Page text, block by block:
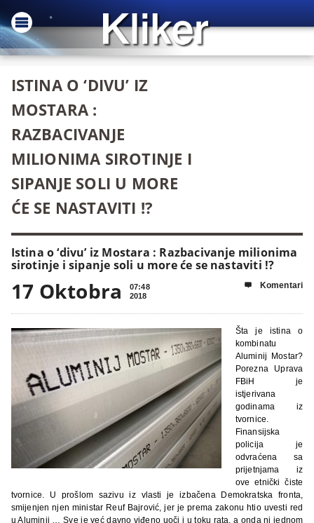
ISTINA O ‘DIVU’ IZ
MOSTARA :
RAZBACIVANJE
MILIONIMA SIROTINJE I
SIPANJE SOLI U MORE
ĆE SE NASTAVITI !?
Istina o ‘divu’ iz Mostara : Razbacivanje milionima
sirotinje i sipanje soli u more će se nastaviti !?
17 Oktobra
07:48
2018
 Komentari
Šta je istina o
kombinatu
Aluminij Mostar?
Porezna Uprava
FBiH je
istjerivana
godinama iz
tvornice.
Finansijska
policija je
odvraćena sa
prijetnjama iz
ove etnički čiste
tvornice. U prošlom sazivu iz vlasti je izbačena Demokratska fronta,
smijenjen njen ministar Reuf Bajrović, jer je prema zakonu htio uvesti red
u Aluminij … Sve je već davno viđeno uoči i u toku rata, a onda ni jednom